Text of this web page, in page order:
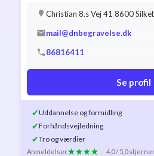
Christian 8.s Vej 41 8600
mail@dnbegravelse.dk
86816411
Se profil
✔Uddannelse og formidling
✔Forhåndsvejledning
✔Tro og værdier
Anmeldelser 4,0 / 5,0